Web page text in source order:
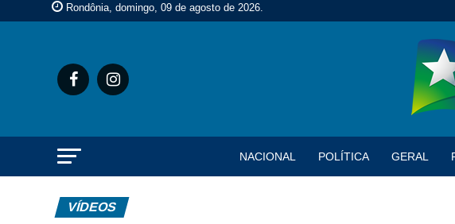
Rondônia, domingo, 09 de agosto de 2026.
NACIONAL POLÍTICA GERAL
VÍDEOS